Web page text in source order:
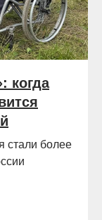
когда
стали более